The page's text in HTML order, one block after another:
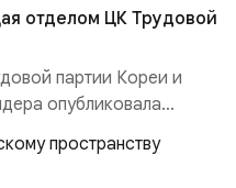
отделом ЦК Трудовой
партии Кореи и
опубликовала
проведение Токио
крылатых ракет
видимость